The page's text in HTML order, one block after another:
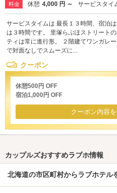
料金 休憩 4,000 円 ～ サービスタイ
サービスタイムは 最長１３時間、宿泊
は３時間です。 里塚らぶほストリート
ティは常に進行形。 ２階建てワンガレ
で対面なしでスムーズに...
クーポン
休憩500円 OFF
宿泊1,000円 OFF
クーポン内容
カップルズおすすめラブホ情報
北海道の市区町村からラブホテル